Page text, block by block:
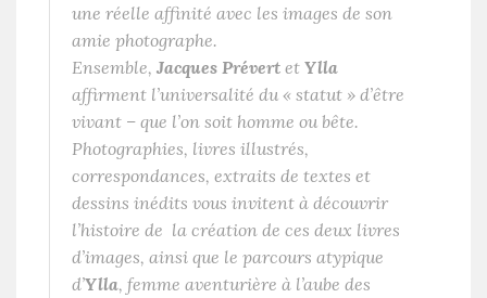
une réelle affinité avec les images de son
amie photographe.
Ensemble, Jacques Prévert et Ylla
affirment l’universalité du « statut » d’être
vivant – que l’on soit homme ou bête.
Photographies, livres illustrés,
correspondances, extraits de textes et
dessins inédits vous invitent à découvrir
l’histoire de la création de ces deux livres
d’images, ainsi que le parcours atypique
d’Ylla, femme aventurière à l’aube des